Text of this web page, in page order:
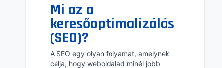
Mi az a
keresőoptimalizálás
(SEO)?
A SEO egy olyan folyamat, amelynek
célja, hogy weboldalad minél jobb